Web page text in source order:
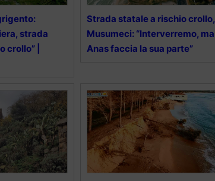
strada
crollo” |
Strada statale a rischio crollo,
Musumeci: “Interverremo, ma
Anas faccia la sua parte”